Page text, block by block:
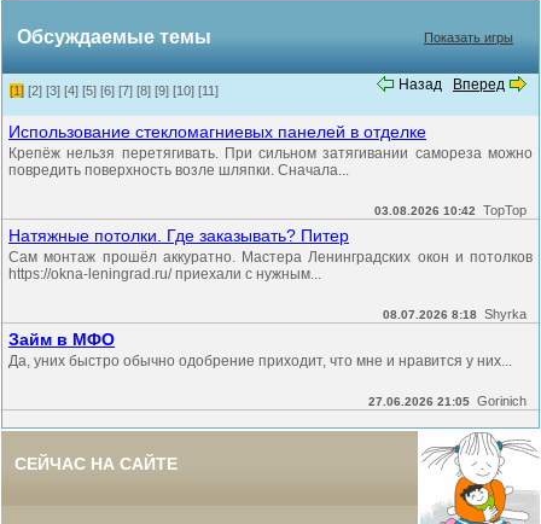
Обсуждаемые темы Показать игры
Назад Вперед
[1] [2] [3] [4] [5] [6] [7] [8] [9] [10] [11]
Использование стекломагниевых панелей в отделке
Крепёж нельзя перетягивать. При сильном затягивании самореза можно
повредить поверхность возле шляпки. Сначала...
03.08.2026 10:42 TopTop
Натяжные потолки. Где заказывать? Питер
Сам монтаж прошёл аккуратно. Мастера Ленинградских окон и потолков
https://okna-leningrad.ru/ приехали с нужным...
08.07.2026 8:18 Shyrka
Займ в МФО
Да, уних быстро обычно одобрение приходит, что мне и нравится у них...
27.06.2026 21:05 Gorinich
СЕЙЧАС НА САЙТЕ